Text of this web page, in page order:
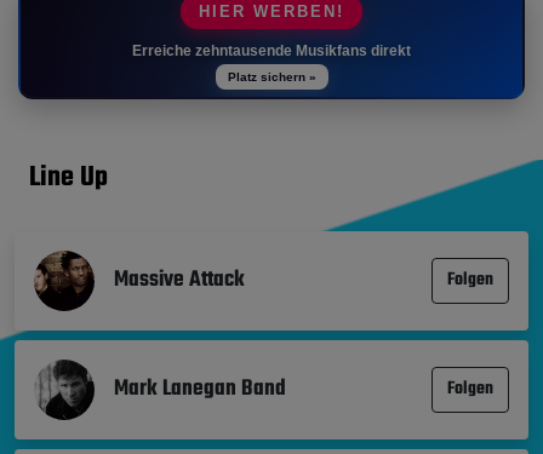
HIER WERBEN!
Erreiche zehntausende Musikfans direkt
Platz sichern »
Line Up
Massive Attack Folgen
Mark Lanegan Band Folgen